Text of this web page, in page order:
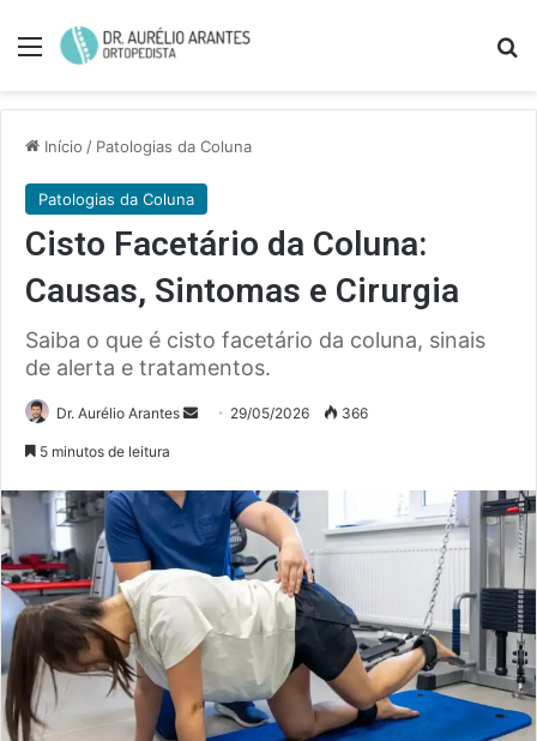
Menu
Início / Patologias da Coluna
Patologias da Coluna
Cisto Facetário da Coluna:
Causas, Sintomas e Cirurgia
Saiba o que é cisto facetário da coluna, sinais
de alerta e tratamentos.
Dr. Aurélio Arantes
Mande
mail
29/05/2026 366
5 minutos de leitura